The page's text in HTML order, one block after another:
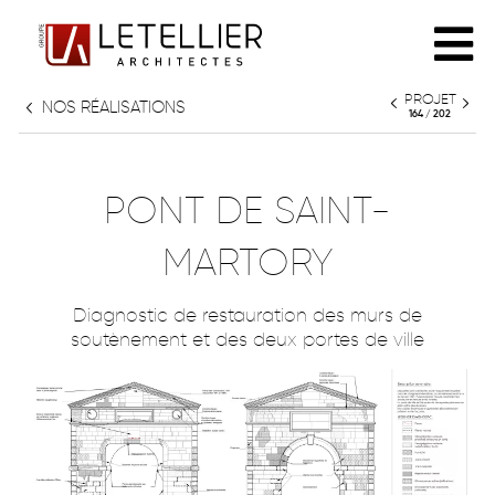
L'AGENCE
ÉQUIPE
RÉALISATIONS
TOUT
HABITAT INDIVIDUEL
HABITAT COLLECTIF
PATRIMOINE
PONT DE SAINT-
MARTORY
Diagnostic de restauration des murs de
soutènement et des deux portes de ville
NOS RÉALISATIONS PROJET
164 / 202